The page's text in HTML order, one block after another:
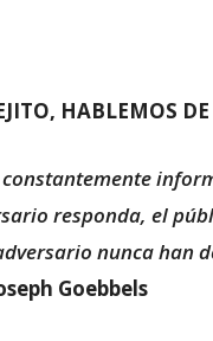
HABLEMOS
responda, el
nunca han
Goebbels